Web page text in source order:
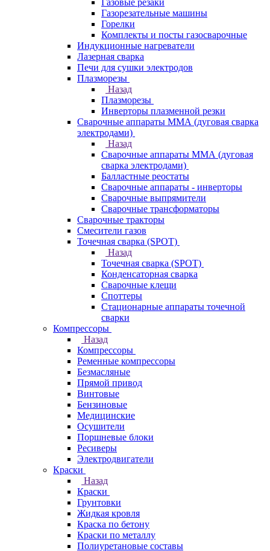
Газовые резаки
Газорезательные машины
Горелки
Комплекты и посты газосварочные
Индукционные нагреватели
Лазерная сварка
Печи для сушки электродов
Плазморезы
Назад
Плазморезы
Инверторы плазменной резки
Сварочные аппараты ММА (дуговая сварка
электродами)
Назад
Сварочные аппараты ММА (дуговая
сварка электродами)
Балластные реостаты
Сварочные аппараты - инверторы
Сварочные выпрямители
Сварочные трансформаторы
Сварочные тракторы
Смесители газов
Точечная сварка (SPOT)
Назад
Точечная сварка (SPOT)
Конденсаторная сварка
Сварочные клещи
Споттеры
Стационарные аппараты точечной
сварки
Компрессоры
Назад
Компрессоры
Ременные компрессоры
Безмасляные
Прямой привод
Винтовые
Бензиновые
Медицинские
Осушители
Поршневые блоки
Ресиверы
Электродвигатели
Краски
Назад
Краски
Грунтовки
Жидкая кровля
Краска по бетону
Краски по металлу
Полиуретановые составы